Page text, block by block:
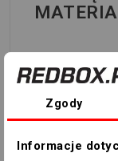
następnego
do parku.
Zgody
Informacje